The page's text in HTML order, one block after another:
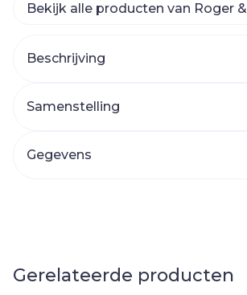
Bekijk alle producten van Roger
Beschrijving
Samenstelling
Gegevens
Merken Roger & Gallet
Gerelateerde producten